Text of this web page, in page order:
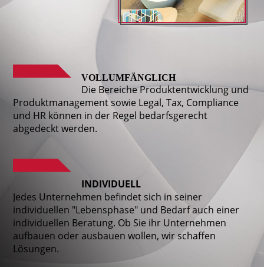
VOLLUMFÄNGLICH
Die Bereiche Produktentwicklung und
Produktmanagement sowie Legal, Tax, Compliance
und HR können in der Regel bedarfsgerecht
abgedeckt werden.
INDIVIDUELL
Jedes Unternehmen befindet sich in seiner
individuellen "Lebensphase" und Bedarf auch einer
individuellen Beratung. Ob Sie ihr Unternehmen
aufbauen oder ausbauen wollen, wir schaffen
Lösungen.